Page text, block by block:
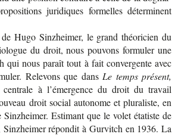
juri­diques for­melles déter­minent
Hugo Sinz­hei­mer, le grand théo­ri­cien du
du droit, nous pou­vons for­mu­ler une
nous paraît tout à fait conver­gente avec
Rele­vons que dans Le temps présent,
à l’émer­gence du droit du tra­vail
droit social auto­nome et plu­ra­liste, en
Esti­mant que le volet éta­tiste de
Sinz­hei­mer répon­dit à Gur­vitch en 1936. La